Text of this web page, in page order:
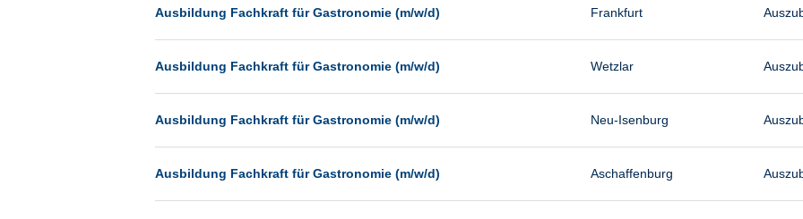
Erfurt
Essen
Frankfurt
Freiburg
Ausbildung Fachkraft für Gastronomie (m/w/d) Frankfurt
Ausbildung Fachkraft für Gastronomie (m/w/d) Wetzlar
Ausbildung Fachkraft für Gastronomie (m/w/d) Neu-Isenburg
Ausbildung Fachkraft für Gastronomie (m/w/d) Aschaffenburg